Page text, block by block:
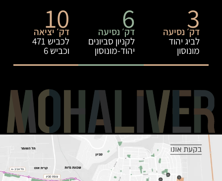
3
דק׳ נסיעה
לביג יהוד
מונוסון
6
דק׳ נסיעה
לקניון סביונים
יהוד-מונוסון
10
דק׳ יציאה
לכביש 471
וכביש 6